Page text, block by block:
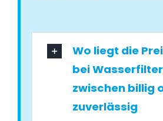
Wo liegt die
bei
zwischen billig
zuverlässig